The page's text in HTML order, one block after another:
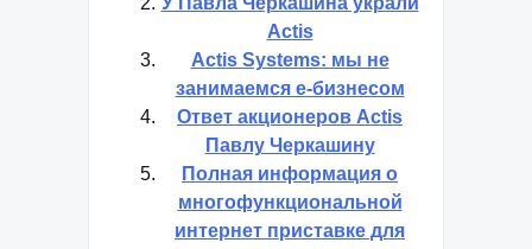
У Павла Черкашина украли
Actis
Actis Systems: мы не
занимаемся е-бизнесом
Ответ акционеров Actis
Павлу Черкашину
Полная информация о
многофункциональной
интернет приставке для